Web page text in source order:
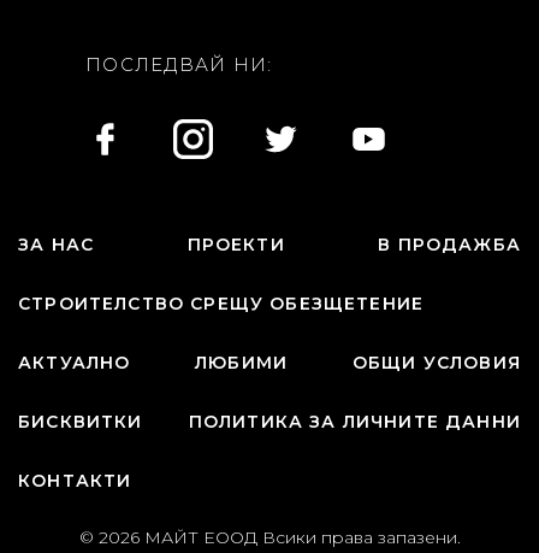
ПОСЛЕДВАЙ НИ:
ЗА НАС ПРОЕКТИ В ПРОДАЖБА
СТРОИТЕЛСТВО СРЕЩУ ОБЕЗЩЕТЕНИЕ
АКТУАЛНО ЛЮБИМИ ОБЩИ УСЛОВИЯ
БИСКВИТКИ ПОЛИТИКА ЗА ЛИЧНИТЕ ДАННИ
КОНТАКТИ
© 2026 МАЙТ ЕООД Всики права запазени.